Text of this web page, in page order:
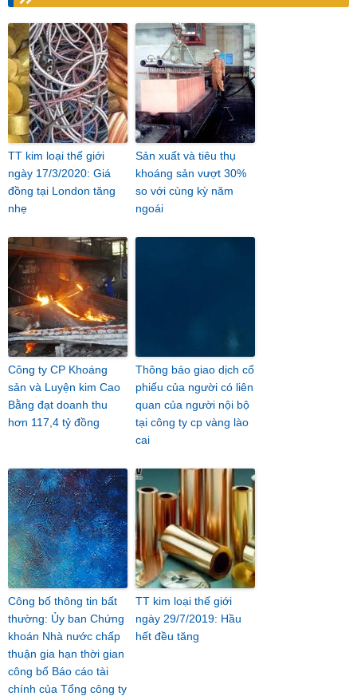
TT kim loại thế giới
ngày 17/3/2020: Giá
đồng tại London tăng
nhẹ
Sản xuất và tiêu thụ
khoáng sản vượt 30%
so với cùng kỳ năm
ngoái
Công ty CP Khoáng
sản và Luyện kim Cao
Bằng đạt doanh thu
hơn 117,4 tỷ đồng
Thông báo giao dịch cổ
phiếu của người có liên
quan của người nội bộ
tại công ty cp vàng lào
cai
Công bố thông tin bất
thường: Ủy ban Chứng
khoán Nhà nước chấp
thuận gia hạn thời gian
công bố Báo cáo tài
chính của Tổng công ty
TT kim loại thế giới
ngày 29/7/2019: Hầu
hết đều tăng